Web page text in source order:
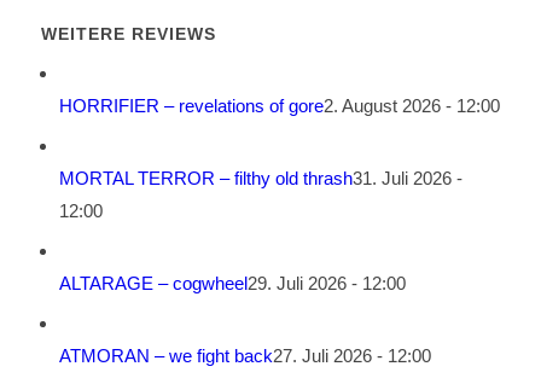
WEITERE REVIEWS
HORRIFIER – revelations of gore2. August 2026 - 12:00
MORTAL TERROR – filthy old thrash31. Juli 2026 -
12:00
ALTARAGE – cogwheel29. Juli 2026 - 12:00
ATMORAN – we fight back27. Juli 2026 - 12:00